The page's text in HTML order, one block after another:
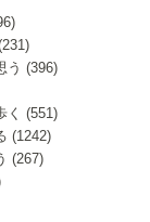
う (396)
く (551)
(1242)
(267)